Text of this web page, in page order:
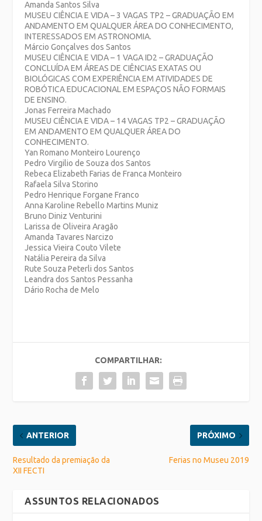
Amanda Santos Silva
MUSEU CIÊNCIA E VIDA – 3 VAGAS TP2 – GRADUAÇÃO EM
ANDAMENTO EM QUALQUER ÁREA DO CONHECIMENTO,
INTERESSADOS EM ASTRONOMIA.
Márcio Gonçalves dos Santos
MUSEU CIÊNCIA E VIDA – 1 VAGA ID2 – GRADUAÇÃO
CONCLUÍDA EM ÁREAS DE CIÊNCIAS EXATAS OU
BIOLÓGICAS COM EXPERIÊNCIA EM ATIVIDADES DE
ROBÓTICA EDUCACIONAL EM ESPAÇOS NÃO FORMAIS
DE ENSINO.
Jonas Ferreira Machado
MUSEU CIÊNCIA E VIDA – 14 VAGAS TP2 – GRADUAÇÃO
EM ANDAMENTO EM QUALQUER ÁREA DO
CONHECIMENTO.
Yan Romano Monteiro Lourenço
Pedro Virgilio de Souza dos Santos
Rebeca Elizabeth Farias de Franca Monteiro
Rafaela Silva Storino
Pedro Henrique Forgane Franco
Anna Karoline Rebello Martins Muniz
Bruno Diniz Venturini
Larissa de Oliveira Aragão
Amanda Tavares Narcizo
Jessica Vieira Couto Vilete
Natália Pereira da Silva
Rute Souza Peterli dos Santos
Leandra dos Santos Pessanha
Dário Rocha de Melo
COMPARTILHAR:
ANTERIOR
Resultado da premiação da
XII FECTI
PRÓXIMO
Ferias no Museu 2019
ASSUNTOS RELACIONADOS